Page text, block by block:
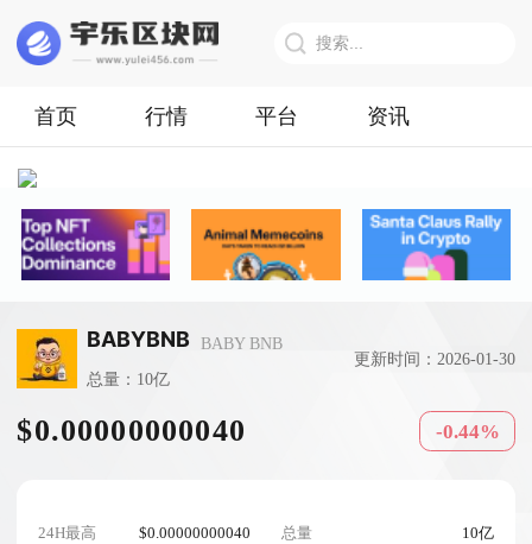
首页 行情 平台 资讯
BABYBNB
BABY BNB
总量：10亿
更新时间：2026-01-30
$0.00000000040 -0.44%
24H最高 $0.00000000040 总量 10亿